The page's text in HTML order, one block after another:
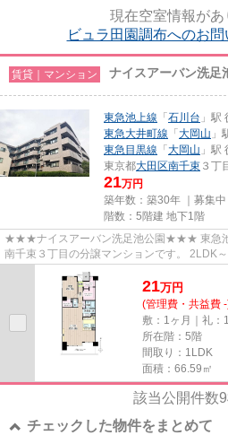
現在空室情報があ
ビュラ田園調布へのお
賃貸｜マンション ナイスアーバン洗足
東急池上線 「 石川台 」駅
東急大井町線 「 大岡山 」
東急目黒線 「 大岡山 」駅
東京都大田区南千束 ３丁
21万円
築年数：築30年 ｜募集中
階数：5階建 地下1階
★★★ナイスアーバン洗足池公園★★★ 東急池
南千束３丁目の分譲マンションです。 2LDK
21万円
(管理費・共益費
敷：1ヶ月｜礼：
所在階：5階
間取り：1LDK
面積：66.59㎡
該当公開件数9
チェックした物件をまとめて